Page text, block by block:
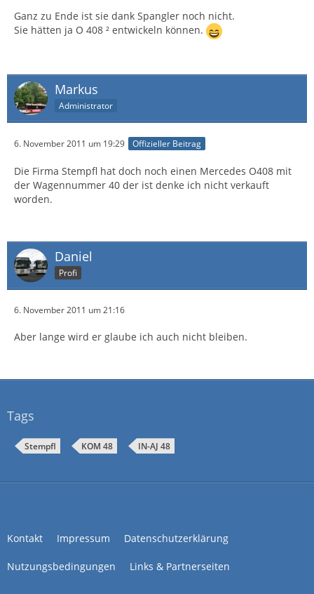
Ganz zu Ende ist sie dank Spangler noch nicht.
Sie hätten ja O 408 ² entwickeln können.
Markus
Administrator
6. November 2011 um 19:29 Offizieller Beitrag
Die Firma Stempfl hat doch noch einen Mercedes O408 mit
der Wagennummer 40 der ist denke ich nicht verkauft
worden.
Daniel
Profi
6. November 2011 um 21:16
Aber lange wird er glaube ich auch nicht bleiben.
Tags
Stempfl KOM 48 IN-AJ 48
Kontakt Impressum Datenschutzerklärung
Nutzungsbedingungen Links & Partnerseiten